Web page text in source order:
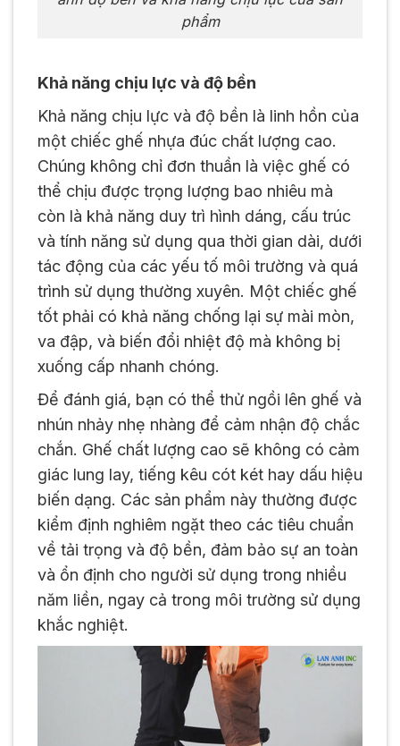
phẩm
Khả năng chịu lực và độ bền
Khả năng chịu lực và độ bền là linh hồn của
một chiếc ghế nhựa đúc chất lượng cao.
Chúng không chỉ đơn thuần là việc ghế có
thể chịu được trọng lượng bao nhiêu mà
còn là khả năng duy trì hình dáng, cấu trúc
và tính năng sử dụng qua thời gian dài, dưới
tác động của các yếu tố môi trường và quá
trình sử dụng thường xuyên. Một chiếc ghế
tốt phải có khả năng chống lại sự mài mòn,
va đập, và biến đổi nhiệt độ mà không bị
xuống cấp nhanh chóng.
Để đánh giá, bạn có thể thử ngồi lên ghế và
nhún nhảy nhẹ nhàng để cảm nhận độ chắc
chắn. Ghế chất lượng cao sẽ không có cảm
giác lung lay, tiếng kêu cót két hay dấu hiệu
biến dạng. Các sản phẩm này thường được
kiểm định nghiêm ngặt theo các tiêu chuẩn
về tải trọng và độ bền, đảm bảo sự an toàn
và ổn định cho người sử dụng trong nhiều
năm liền, ngay cả trong môi trường sử dụng
khắc nghiệt.